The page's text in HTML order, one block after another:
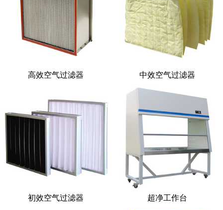
高效空气过滤器 中效空气过滤器
初效空气过滤器 超净工作台